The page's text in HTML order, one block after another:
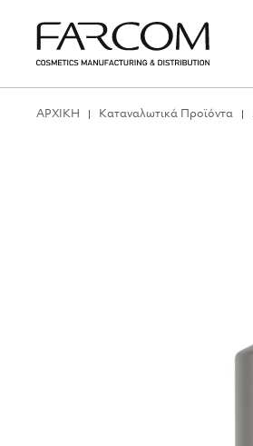
ΑΡΧΙΚΗ Καταναλωτικά Προϊόντα